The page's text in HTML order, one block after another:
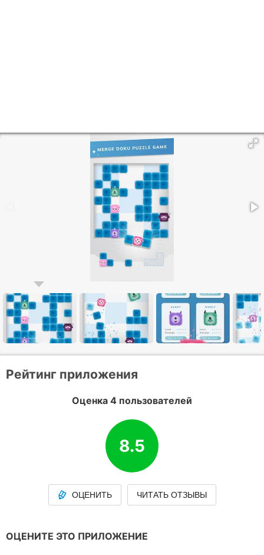
Рейтинг приложения
Оценка 4 пользователей
8.5
ОЦЕНИТЬ ЧИТАТЬ ОТЗЫВЫ
ОЦЕНИТЕ ЭТО ПРИЛОЖЕНИЕ